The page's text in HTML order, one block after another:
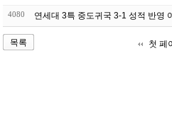
4080 연세대 3특 중도귀국 3-1 성적 반영
목록 첫 페